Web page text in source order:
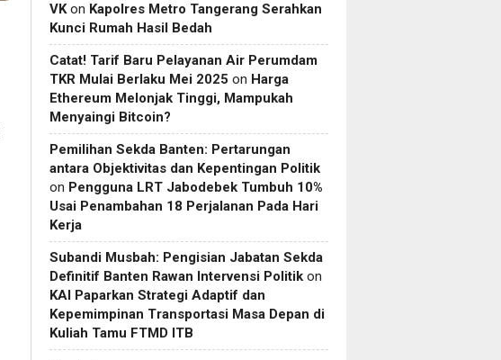
VKon Kapolres Metro Tangerang Serahkan
Kunci Rumah Hasil Bedah
Catat! Tarif Baru Pelayanan Air Perumdam
TKR Mulai Berlaku Mei 2025 on Harga
Ethereum Melonjak Tinggi, Mampukah
Menyaingi Bitcoin?
Pemilihan Sekda Banten: Pertarungan
antara Objektivitas dan Kepentingan Politik
on Pengguna LRT Jabodebek Tumbuh 10%
Usai Penambahan 18 Perjalanan Pada Hari
Kerja
Subandi Musbah: Pengisian Jabatan Sekda
Definitif Banten Rawan Intervensi Politik on
KAI Paparkan Strategi Adaptif dan
Kepemimpinan Transportasi Masa Depan di
Kuliah Tamu FTMD ITB